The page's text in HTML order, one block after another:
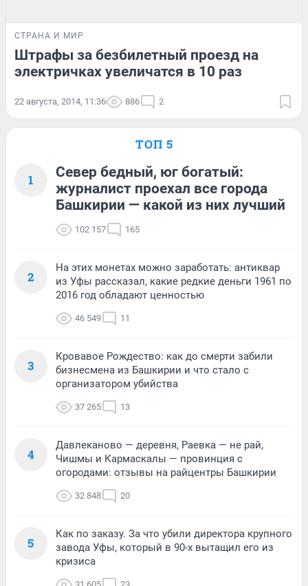
СТРАНА И МИР
Штрафы за безбилетный проезд на
электричках увеличатся в 10 раз
22 августа, 2014, 11:36 886 2
ТОП 5
1
Север бедный, юг богатый:
журналист проехал все города
Башкирии — какой из них лучший
102 157 165
2
На этих монетах можно заработать: антиквар
из Уфы рассказал, какие редкие деньги 1961 по
2016 год обладают ценностью
46 549 11
3
Кровавое Рождество: как до смерти забили
бизнесмена из Башкирии и что стало с
организатором убийства
37 265 13
4
Давлеканово — деревня, Раевка — не рай,
Чишмы и Кармаскалы — провинция с
огородами: отзывы на райцентры Башкирии
32 848 20
5
Как по заказу. За что убили директора крупного
завода Уфы, который в 90-х вытащил его из
кризиса